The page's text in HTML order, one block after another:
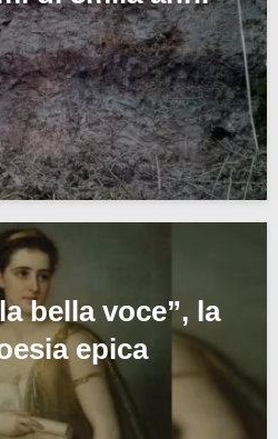
bella voce”, la
epica